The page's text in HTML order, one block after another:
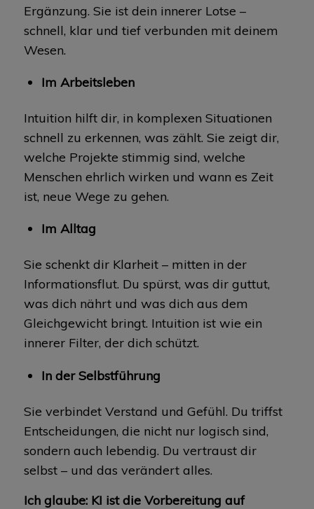
Ergänzung. Sie ist dein innerer Lotse –
schnell, klar und tief verbunden mit deinem
Wesen.
Im Arbeitsleben
Intuition hilft dir, in komplexen Situationen
schnell zu erkennen, was zählt. Sie zeigt dir,
welche Projekte stimmig sind, welche
Menschen ehrlich wirken und wann es Zeit
ist, neue Wege zu gehen.
Im Alltag
Sie schenkt dir Klarheit – mitten in der
Informationsflut. Du spürst, was dir guttut,
was dich nährt und was dich aus dem
Gleichgewicht bringt. Intuition ist wie ein
innerer Filter, der dich schützt.
In der Selbstführung
Sie verbindet Verstand und Gefühl. Du triffst
Entscheidungen, die nicht nur logisch sind,
sondern auch lebendig. Du vertraust dir
selbst – und das verändert alles.
Ich glaube: KI ist die Vorbereitung auf